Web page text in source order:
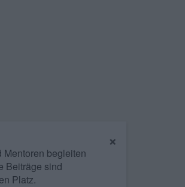
×
begleiten
Beiträge sind
Platz.